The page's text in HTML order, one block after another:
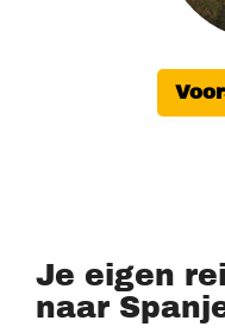
Je eigen
naar